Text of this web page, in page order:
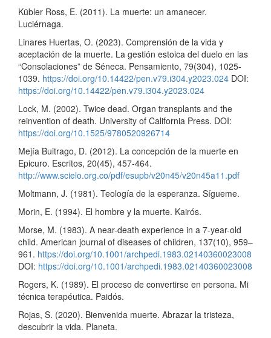
Kübler Ross, E. (2011). La muerte: un amanecer.
Luciérnaga.
Linares Huertas, O. (2023). Comprensión de la vida y
aceptación de la muerte. La gestión estoica del duelo en las
“Consolaciones” de Séneca. Pensamiento, 79(304), 1025-
1039. https://doi.org/10.14422/pen.v79.i304.y2023.024 DOI:
https://doi.org/10.14422/pen.v79.i304.y2023.024
Lock, M. (2002). Twice dead. Organ transplants and the
reinvention of death. University of California Press. DOI:
https://doi.org/10.1525/9780520926714
Mejía Buitrago, D. (2012). La concepción de la muerte en
Epicuro. Escritos, 20(45), 457-464.
http://www.scielo.org.co/pdf/esupb/v20n45/v20n45a11.pdf
Moltmann, J. (1981). Teología de la esperanza. Sígueme.
Morin, E. (1994). El hombre y la muerte. Kairós.
Morse, M. (1983). A near-death experience in a 7-year-old
child. American journal of diseases of children, 137(10), 959–
961. https://doi.org/10.1001/archpedi.1983.02140360023008
DOI: https://doi.org/10.1001/archpedi.1983.02140360023008
Rogers, K. (1989). El proceso de convertirse en persona. Mi
técnica terapéutica. Paidós.
Rojas, S. (2020). Bienvenida muerte. Abrazar la tristeza,
descubrir la vida. Planeta.